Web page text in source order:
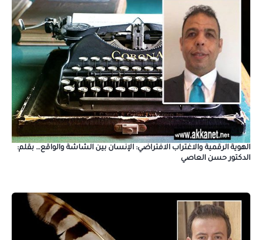
الهوية الرقمية والاغتراب الافتراضي: الإنسان بين الشاشة والواقع… بقلم:
الدكتور حسن العاصي